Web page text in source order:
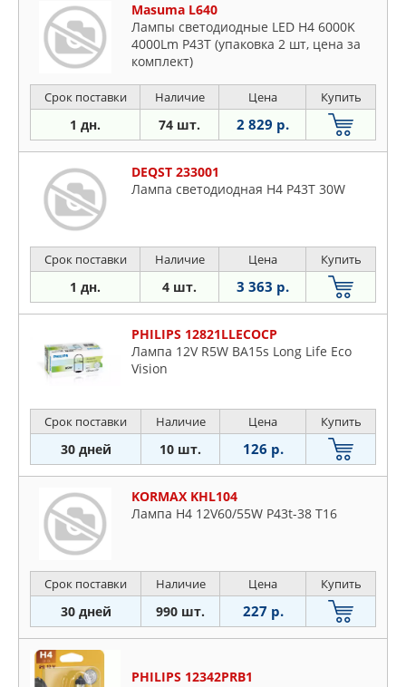
Masuma L640
Лампы светодиодные LED H4 6000K
4000Lm P43T (упаковка 2 шт, цена за
комплект)
Срок поставки Наличие Цена Купить
1 дн. 74 шт. 2 829 р.
DEQST 233001
Лампа светодиодная H4 P43T 30W
Срок поставки Наличие Цена Купить
1 дн. 4 шт. 3 363 р.
PHILIPS 12821LLECOCP
Лампа 12V R5W BA15s Long Life Eco
Vision
Срок поставки Наличие Цена Купить
30 дней 10 шт. 126 р.
KORMAX KHL104
Лампа H4 12V60/55W P43t-38 T16
Срок поставки Наличие Цена Купить
30 дней 990 шт. 227 р.
PHILIPS 12342PRB1